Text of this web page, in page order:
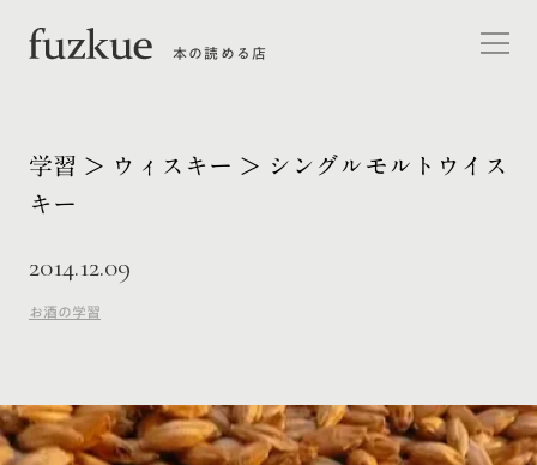
本の読める店
学習 > ウィスキー > シングルモルトウイス
キー
2014.12.09
お酒の学習